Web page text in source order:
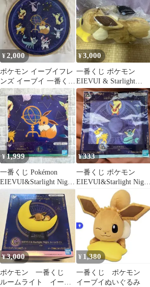
¥2,000
ポケモン イーブイフレ
ンズ イーブイ 一番くじ
D賞 星空ラグマット
¥3,000
一番くじ ポケモン
EIEVUI & Starlight
Night B賞
¥ 1,999
一番くじ Pokémon
EIEVUI&Starlight Night
スカーフ
¥333
一番くじ ポケモン
EIEVUI&Starlight Night
ハンドタオル
¥3,000
ポケモン 一番くじ
ルームライト イーブ
¥ 1,380
一番くじ ポケモン
イーブイぬいぐるみ